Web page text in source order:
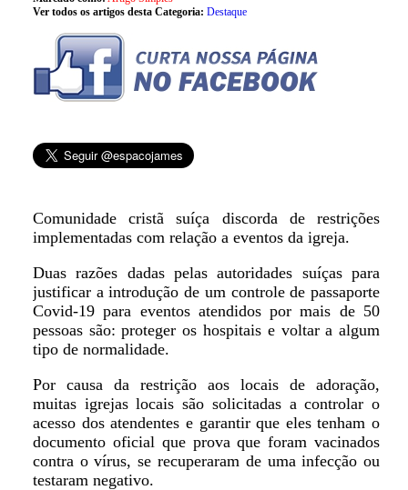
Ver todos os artigos desta Categoria: Destaque
Comunidade cristã suíça discorda de restrições
implementadas com relação a eventos da igreja.
Duas razões dadas pelas autoridades suíças para
justificar a introdução de um controle de passaporte
Covid-19 para eventos atendidos por mais de 50
pessoas são: proteger os hospitais e voltar a algum
tipo de normalidade.
Por causa da restrição aos locais de adoração,
muitas igrejas locais são solicitadas a controlar o
acesso dos atendentes e garantir que eles tenham o
documento oficial que prova que foram vacinados
contra o vírus, se recuperaram de uma infecção ou
testaram negativo.